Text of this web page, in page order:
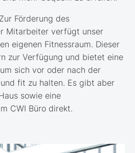
Zur Förderung des
Mitarbeiter verfügt unser
eigenen Fitnessraum. Dieser
zur Verfügung und bietet eine
sich vor oder nach der
fit zu halten. Es gibt aber
sowie eine
CWI Büro direkt.